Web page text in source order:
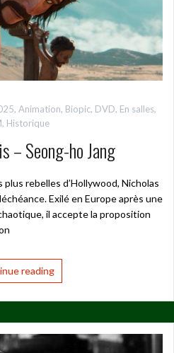
, Animation, Biopic, DVD, En salles,
, Historique
– Seong-ho Jang
plus rebelles d’Hollywood, Nicholas
Exilé en Europe après une
il accepte la proposition
reading